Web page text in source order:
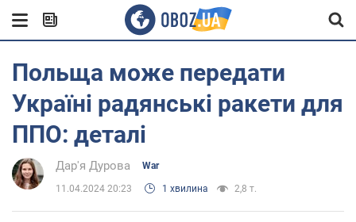
Польща може передати
Україні радянські ракети для
ППО: деталі
Дар'я Дурова War
11.04.2024 20:23 1 хвилина 2,8 т.